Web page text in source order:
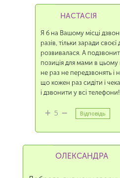
НАСТАСІЯ
Я б на Вашому місці
разів, тільки заради
розвивалася. А
позиція для мами в
не раз не передзвонять і
що кожен раз сидіти і
і дзвонити у всі
5 Відповідь
ОЛЕКСАНДРА